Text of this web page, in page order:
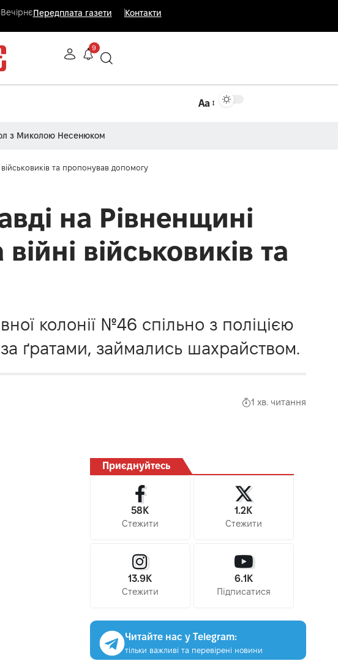
Передплата газети Контакти
9
Аа
з Миколою Несенюком
та пропонував допомогу
на Рівненщині
військовиків та
колонії №46 спільно з поліцією
ґратами, займались шахрайством.
1 хв. читання
Приєднуйтесь
58K
Стежити
1.2K
Стежити
13.9K
Стежити
6.1K
Підписатися
Читайте нас у Telegram:
тільки важливі та перевірені новини